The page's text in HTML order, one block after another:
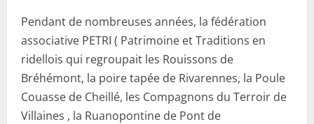
Pendant de nombreuses années, la fédération
associative PETRI ( Patrimoine et Traditions en
ridellois qui regroupait les Rouissons de
Bréhémont, la poire tapée de Rivarennes, la Poule
Couasse de Cheillé, les Compagnons du Terroir de
Villaines , la Ruanopontine de Pont de